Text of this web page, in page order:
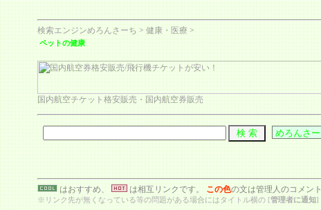
検索エンジンめろんさーち>健康・医療>
ペットの健康
国内航空チケット格安販売・国内航空券販売
はおすすめ、 は相互リンクです。この色の文は管理人のコメン
※リンク先が無くなっている等の問題がある場合にはタイトル横の [管理者に通知]